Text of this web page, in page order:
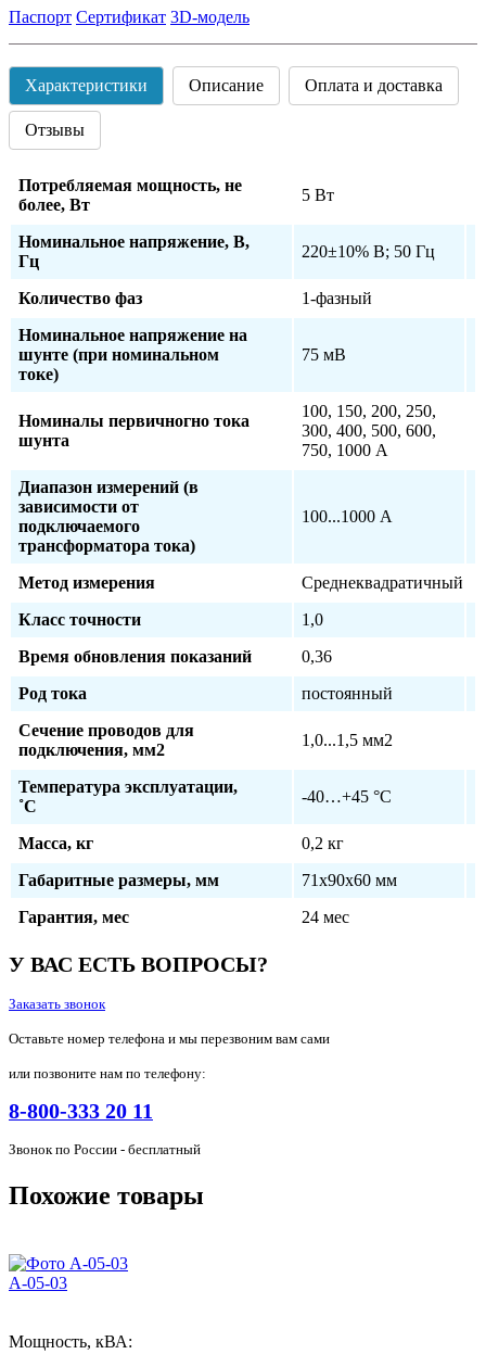
Паспорт Сертификат 3D-модель
Характеристики Описание Оплата и доставка
Отзывы
Потребляемая мощность, не
более, Вт
5 Вт
Номинальное напряжение, В,
Гц
220±10% В; 50 Гц
Количество фаз
1-фазный
Номинальное напряжение на
шунте (при номинальном
токе)
75 мВ
Номиналы первичногно тока
шунта
100, 150, 200, 250,
300, 400, 500, 600,
750, 1000 А
Диапазон измерений (в
зависимости от
подключаемого
трансформатора тока)
100...1000 А
Метод измерения
Среднеквадратичный
Класс точности
1,0
Время обновления показаний
0,36
Род тока
постоянный
Сечение проводов для
подключения, мм2
1,0...1,5 мм2
Температура эксплуатации,
˚С
-40…+45 °С
Масса, кг
0,2 кг
Габаритные размеры, мм
71х90х60 мм
Гарантия, мес
24 мес
У ВАС ЕСТЬ ВОПРОСЫ?
Заказать звонок
Оставьте номер телефона и мы перезвоним вам сами
или позвоните нам по телефону:
8-800-333 20 11
Звонок по России - бесплатный
Похожие товары
А-05-03
Мощность, кВА: